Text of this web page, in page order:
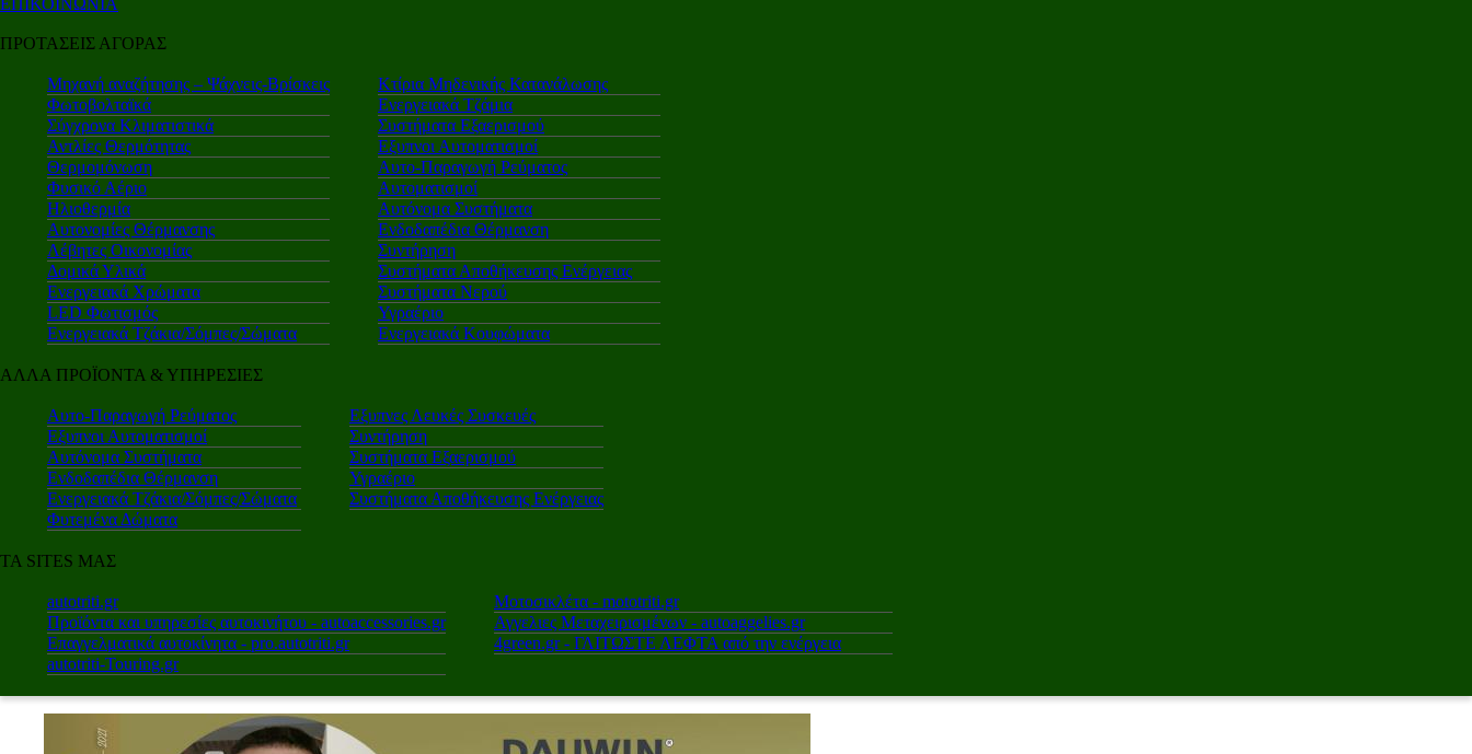
ΕΠΙΚΟΙΝΩΝΙΑ
ΠΡΟΤΑΣΕΙΣ ΑΓΟΡΑΣ
Μηχανή αναζήτησης – Ψάχνεις-Βρίσκεις
Φωτοβολταϊκά
Σύγχρονα Κλιματιστικά
Αντλίες Θερμότητας
Θερμομόνωση
Φυσικό Αέριο
Ηλιοθερμία
Αυτονομίες Θέρμανσης
Λέβητες Οικονομίας
Δομικά Υλικά
Ενεργειακά Χρώματα
LED Φωτισμός
Ενεργειακά Τζάκια/Σόμπες/Σώματα
Κτίρια Μηδενικής Κατανάλωσης
Ενεργειακά Τζάμια
Συστήματα Εξαερισμού
Εξυπνοι Αυτοματισμοί
Αυτο-Παραγωγή Ρεύματος
Αυτοματισμοί
Αυτόνομα Συστήματα
Ενδοδαπέδια Θέρμανση
Συντήρηση
Συστήματα Αποθήκευσης Ενέργειας
Συστήματα Νερού
Υγραέριο
Ενεργειακά Κουφώματα
ΑΛΛΑ ΠΡΟΪΟΝΤΑ & ΥΠΗΡΕΣΙΕΣ
Αυτο-Παραγωγή Ρεύματος
Εξυπνοι Αυτοματισμοί
Αυτόνομα Συστήματα
Ενδοδαπέδια Θέρμανση
Ενεργειακά Τζάκια/Σόμπες/Σώματα
Φυτεμένα Δώματα
Εξυπνες Λευκές Συσκευές
Συντήρηση
Συστήματα Εξαερισμού
Υγραέριο
Συστήματα Αποθήκευσης Ενέργειας
ΤΑ SITES ΜΑΣ
autotriti.gr
Προϊόντα και υπηρεσίες αυτοκινήτου - autoaccessories.gr
Επαγγελματικά αυτοκίνητα - pro.autotriti.gr
autotriti-Touring.gr
Μοτοσικλέτα - mototriti.gr
Αγγελιες Μεταχειρισμένων - autoaggelies.gr
4green.gr - ΓΛΙΤΩΣΤΕ ΛΕΦΤΑ από την ενέργεια